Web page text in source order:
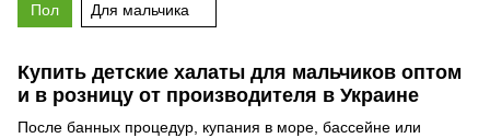
Купить детские халаты для мальчиков оптом
и в розницу от производителя в Украине
После банных процедур, купания в море, бассейне или
Пол Для мальчика